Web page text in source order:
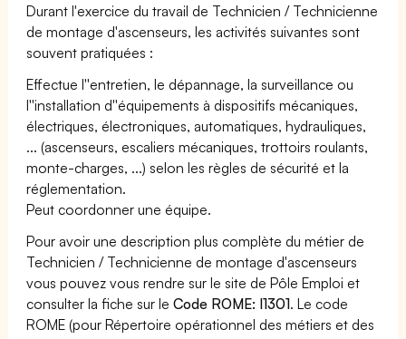
Durant l'exercice du travail de Technicien / Technicienne
de montage d'ascenseurs, les activités suivantes sont
souvent pratiquées :
Effectue l''entretien, le dépannage, la surveillance ou
l''installation d''équipements à dispositifs mécaniques,
électriques, électroniques, automatiques, hydrauliques,
... (ascenseurs, escaliers mécaniques, trottoirs roulants,
monte-charges, ...) selon les règles de sécurité et la
réglementation.
Peut coordonner une équipe.
Pour avoir une description plus complète du métier de
Technicien / Technicienne de montage d'ascenseurs
vous pouvez vous rendre sur le site de Pôle Emploi et
consulter la fiche sur leCode ROME: I1301. Le code
ROME (pour Répertoire opérationnel des métiers et des